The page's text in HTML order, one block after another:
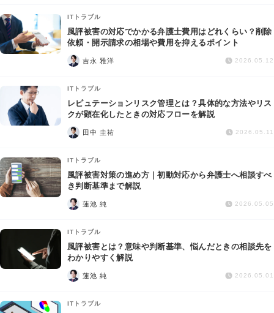
債務整理
交通事故
労働問題
債権回収
IT・ネット
資金調達
企業法務
AI Search Premium
掲載をご検討の弁護士の方へ
ITトラブル
風評被害の対応でかかる弁護士費用はどれくらい？削除
依頼・開示請求の相場や費用を抑えるポイント
吉永 雅洋 2026.05.12
ITトラブル
レピュテーションリスク管理とは？具体的な方法やリス
クが顕在化したときの対応フローを解説
田中 圭祐 2026.05.11
ITトラブル
風評被害対策の進め方｜初動対応から弁護士へ相談すべ
き判断基準まで解説
蓮池 純 2026.05.05
ITトラブル
風評被害とは？意味や判断基準、悩んだときの相談先を
わかりやすく解説
蓮池 純 2026.05.01
ITトラブル